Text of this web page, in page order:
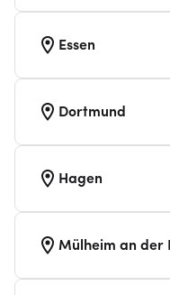
Essen
Dortmund
Hagen
Mülheim an der